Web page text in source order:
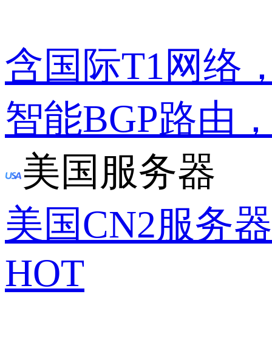
含国际T1网络
智能BGP路由
美国服务器
美国CN2服务器
HOT